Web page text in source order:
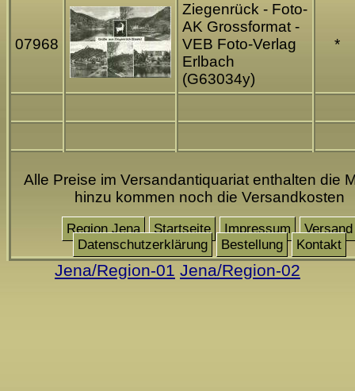
07968
Ziegenrück - Foto-
AK Grossformat -
VEB Foto-Verlag
Erlbach
(G63034y)
*
Alle Preise im Versandantiquariat enthalten die
hinzu kommen noch die Versandkosten
Region Jena Startseite Impressum
Versand
Datenschutzerklärung
Bestellung Kontakt
Jena/Region-01 Jena/Region-02